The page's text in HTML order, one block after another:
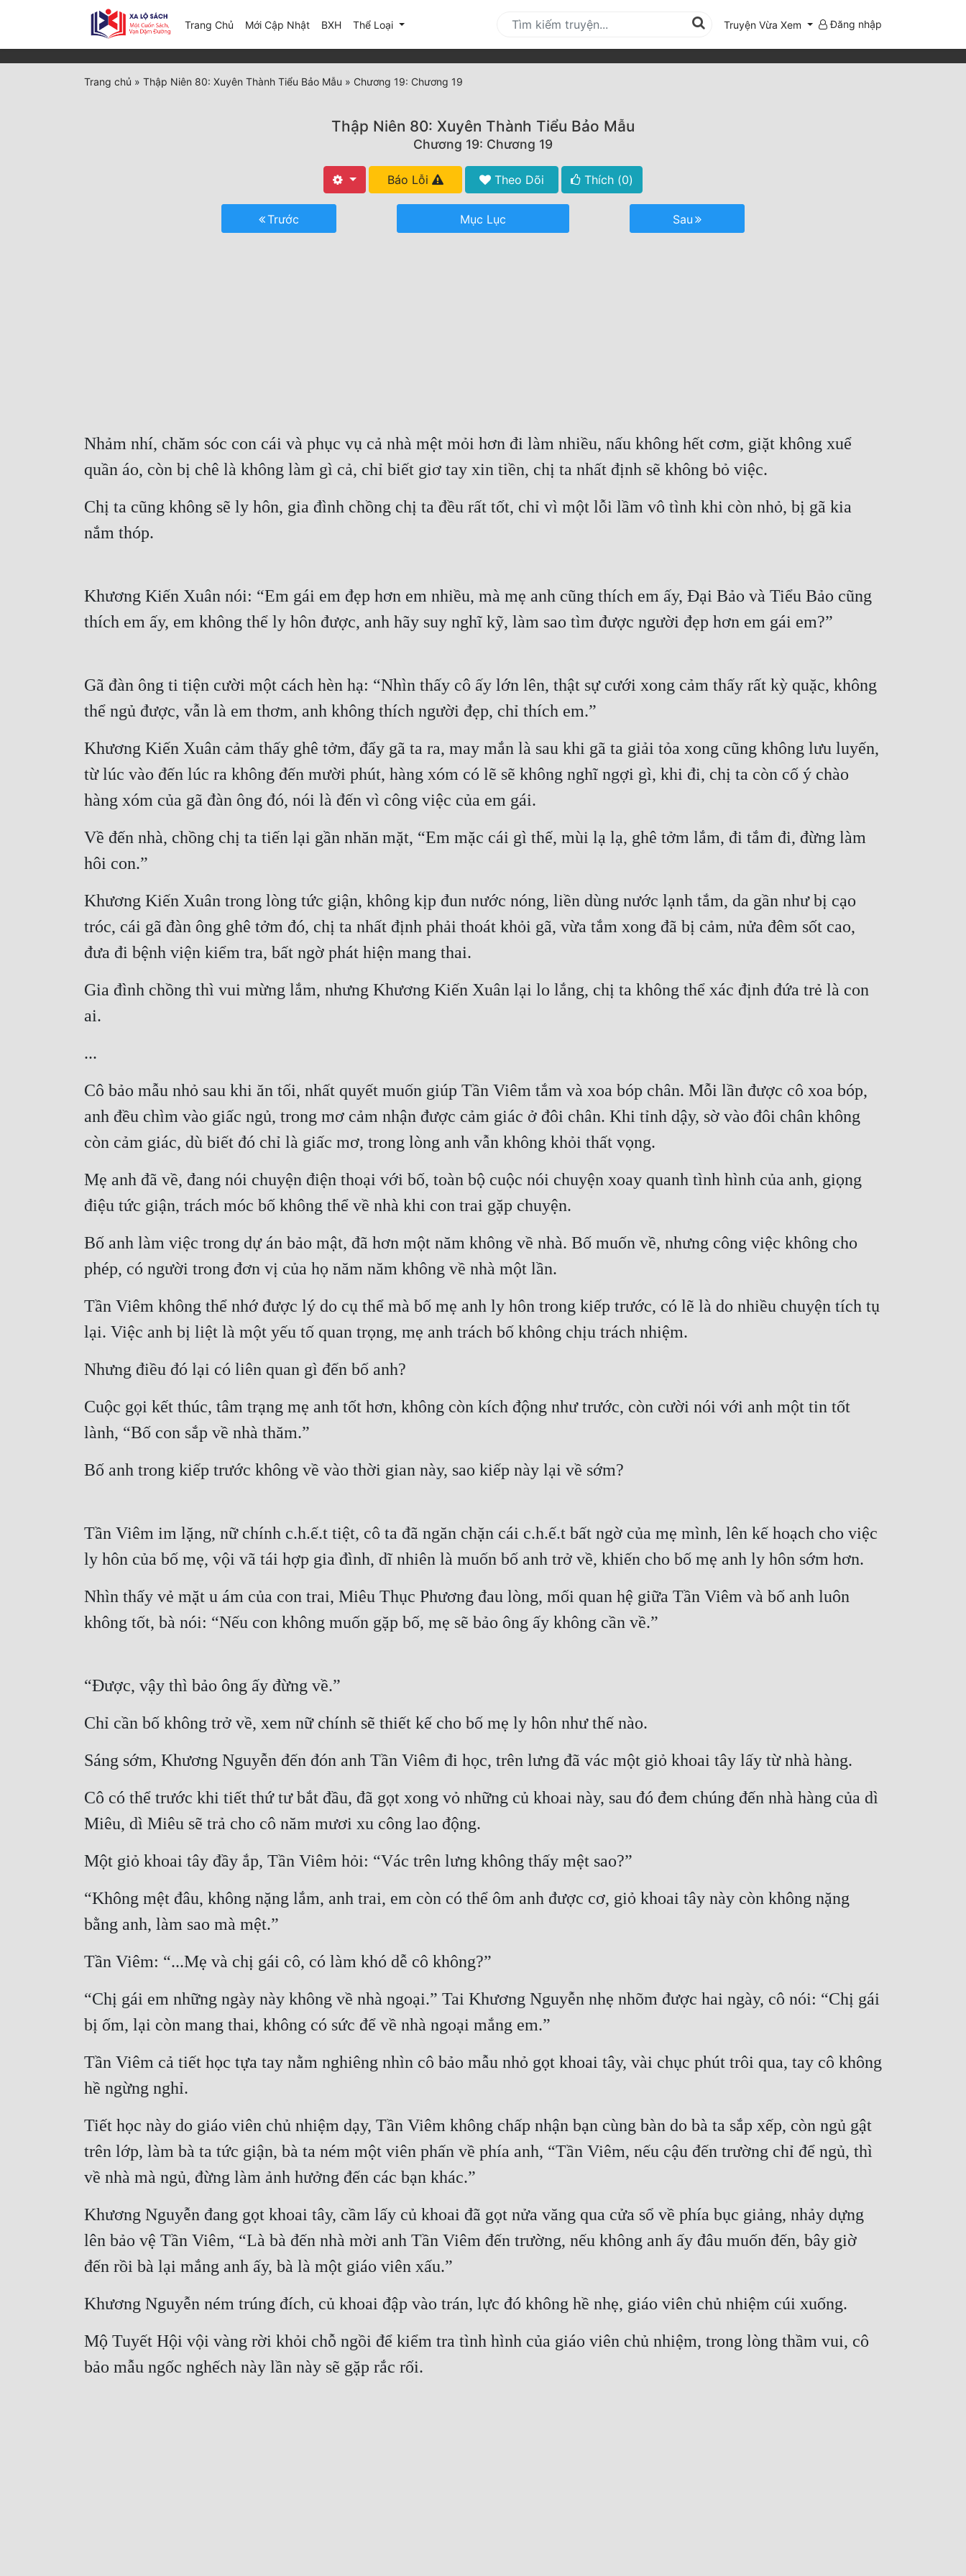
Trang Chủ Mới Cập Nhật(current)
BXH Thể Loại Truyện Vừa Xem Đăng nhập
Trang chủ » Thập Niên 80: Xuyên Thành Tiểu Bảo Mẫu » Chương 19: Chương 19
Thập Niên 80: Xuyên Thành Tiểu Bảo Mẫu
Chương 19: Chương 19
Báo Lỗi Theo Dõi Thích (0)
Trước Mục Lục Sau
Nhảm nhí, chăm sóc con cái và phục vụ cả nhà mệt mỏi hơn đi làm nhiều, nấu không hết cơm, giặt không xuể
quần áo, còn bị chê là không làm gì cả, chỉ biết giơ tay xin tiền, chị ta nhất định sẽ không bỏ việc.
Chị ta cũng không sẽ ly hôn, gia đình chồng chị ta đều rất tốt, chỉ vì một lỗi lầm vô tình khi còn nhỏ, bị gã kia
nắm thóp.
Khương Kiến Xuân nói: “Em gái em đẹp hơn em nhiều, mà mẹ anh cũng thích em ấy, Đại Bảo và Tiểu Bảo cũng
thích em ấy, em không thể ly hôn được, anh hãy suy nghĩ kỹ, làm sao tìm được người đẹp hơn em gái em?”
Gã đàn ông ti tiện cười một cách hèn hạ: “Nhìn thấy cô ấy lớn lên, thật sự cưới xong cảm thấy rất kỳ quặc, không
thể ngủ được, vẫn là em thơm, anh không thích người đẹp, chỉ thích em.”
Khương Kiến Xuân cảm thấy ghê tởm, đẩy gã ta ra, may mắn là sau khi gã ta giải tỏa xong cũng không lưu luyến,
từ lúc vào đến lúc ra không đến mười phút, hàng xóm có lẽ sẽ không nghĩ ngợi gì, khi đi, chị ta còn cố ý chào
hàng xóm của gã đàn ông đó, nói là đến vì công việc của em gái.
Về đến nhà, chồng chị ta tiến lại gần nhăn mặt, “Em mặc cái gì thế, mùi lạ lạ, ghê tởm lắm, đi tắm đi, đừng làm
hôi con.”
Khương Kiến Xuân trong lòng tức giận, không kịp đun nước nóng, liền dùng nước lạnh tắm, da gần như bị cạo
tróc, cái gã đàn ông ghê tởm đó, chị ta nhất định phải thoát khỏi gã, vừa tắm xong đã bị cảm, nửa đêm sốt cao,
đưa đi bệnh viện kiểm tra, bất ngờ phát hiện mang thai.
Gia đình chồng thì vui mừng lắm, nhưng Khương Kiến Xuân lại lo lắng, chị ta không thể xác định đứa trẻ là con
ai.
...
Cô bảo mẫu nhỏ sau khi ăn tối, nhất quyết muốn giúp Tần Viêm tắm và xoa bóp chân. Mỗi lần được cô xoa bóp,
anh đều chìm vào giấc ngủ, trong mơ cảm nhận được cảm giác ở đôi chân. Khi tỉnh dậy, sờ vào đôi chân không
còn cảm giác, dù biết đó chỉ là giấc mơ, trong lòng anh vẫn không khỏi thất vọng.
Mẹ anh đã về, đang nói chuyện điện thoại với bố, toàn bộ cuộc nói chuyện xoay quanh tình hình của anh, giọng
điệu tức giận, trách móc bố không thể về nhà khi con trai gặp chuyện.
Bố anh làm việc trong dự án bảo mật, đã hơn một năm không về nhà. Bố muốn về, nhưng công việc không cho
phép, có người trong đơn vị của họ năm năm không về nhà một lần.
Tần Viêm không thể nhớ được lý do cụ thể mà bố mẹ anh ly hôn trong kiếp trước, có lẽ là do nhiều chuyện tích tụ
lại. Việc anh bị liệt là một yếu tố quan trọng, mẹ anh trách bố không chịu trách nhiệm.
Nhưng điều đó lại có liên quan gì đến bố anh?
Cuộc gọi kết thúc, tâm trạng mẹ anh tốt hơn, không còn kích động như trước, còn cười nói với anh một tin tốt
lành, “Bố con sắp về nhà thăm.”
Bố anh trong kiếp trước không về vào thời gian này, sao kiếp này lại về sớm?
Tần Viêm im lặng, nữ chính c.h.ế.t tiệt, cô ta đã ngăn chặn cái c.h.ế.t bất ngờ của mẹ mình, lên kế hoạch cho việc
ly hôn của bố mẹ, vội vã tái hợp gia đình, dĩ nhiên là muốn bố anh trở về, khiến cho bố mẹ anh ly hôn sớm hơn.
Nhìn thấy vẻ mặt u ám của con trai, Miêu Thục Phương đau lòng, mối quan hệ giữa Tần Viêm và bố anh luôn
không tốt, bà nói: “Nếu con không muốn gặp bố, mẹ sẽ bảo ông ấy không cần về.”
“Được, vậy thì bảo ông ấy đừng về.”
Chỉ cần bố không trở về, xem nữ chính sẽ thiết kế cho bố mẹ ly hôn như thế nào.
Sáng sớm, Khương Nguyễn đến đón anh Tần Viêm đi học, trên lưng đã vác một giỏ khoai tây lấy từ nhà hàng.
Cô có thể trước khi tiết thứ tư bắt đầu, đã gọt xong vỏ những củ khoai này, sau đó đem chúng đến nhà hàng của dì
Miêu, dì Miêu sẽ trả cho cô năm mươi xu công lao động.
Một giỏ khoai tây đầy ắp, Tần Viêm hỏi: “Vác trên lưng không thấy mệt sao?”
“Không mệt đâu, không nặng lắm, anh trai, em còn có thể ôm anh được cơ, giỏ khoai tây này còn không nặng
bằng anh, làm sao mà mệt.”
Tần Viêm: “...Mẹ và chị gái cô, có làm khó dễ cô không?”
“Chị gái em những ngày này không về nhà ngoại.” Tai Khương Nguyễn nhẹ nhõm được hai ngày, cô nói: “Chị gái
bị ốm, lại còn mang thai, không có sức để về nhà ngoại mắng em.”
Tần Viêm cả tiết học tựa tay nằm nghiêng nhìn cô bảo mẫu nhỏ gọt khoai tây, vài chục phút trôi qua, tay cô không
hề ngừng nghỉ.
Tiết học này do giáo viên chủ nhiệm dạy, Tần Viêm không chấp nhận bạn cùng bàn do bà ta sắp xếp, còn ngủ gật
trên lớp, làm bà ta tức giận, bà ta ném một viên phấn về phía anh, “Tần Viêm, nếu cậu đến trường chỉ để ngủ, thì
về nhà mà ngủ, đừng làm ảnh hưởng đến các bạn khác.”
Khương Nguyễn đang gọt khoai tây, cầm lấy củ khoai đã gọt nửa văng qua cửa sổ về phía bục giảng, nhảy dựng
lên bảo vệ Tần Viêm, “Là bà đến nhà mời anh Tần Viêm đến trường, nếu không anh ấy đâu muốn đến, bây giờ
đến rồi bà lại mắng anh ấy, bà là một giáo viên xấu.”
Khương Nguyễn ném trúng đích, củ khoai đập vào trán, lực đó không hề nhẹ, giáo viên chủ nhiệm cúi xuống.
Mộ Tuyết Hội vội vàng rời khỏi chỗ ngồi để kiểm tra tình hình của giáo viên chủ nhiệm, trong lòng thầm vui, cô
bảo mẫu ngốc nghếch này lần này sẽ gặp rắc rối.